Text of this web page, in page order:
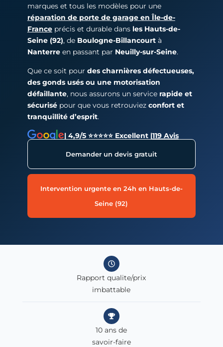
marques et tous les modèles pour une
réparation de porte de garage en Île-de-
Franceprécis et durable dans les Hauts-de-
Seine (92), de Boulogne-Billancourtà
Nanterreen passant par Neuilly-sur-Seine.
Que ce soit pour des charnières défectueuses,
des gonds usés ou une motorisation
défaillante, nous assurons un service rapide et
sécurisépour que vous retrouviez confort et
tranquillité d’esprit.
| 4,9/5 ⭐⭐⭐⭐⭐ Excellent |119 Avis
Demander un devis gratuit
Intervention urgente en 24h en Hauts-de-
Seine (92)
Rapport qualite/prix
imbattable
10 ans de
savoir-faire